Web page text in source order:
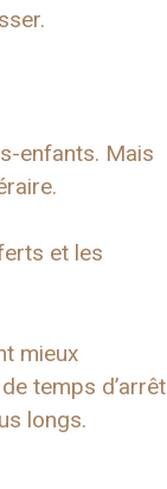
enfants. Mais
et les
mieux
temps d’arrêt
longs.